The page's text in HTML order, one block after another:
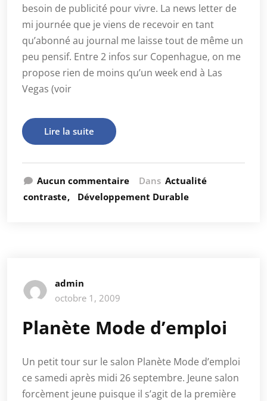
besoin de publicité pour vivre. La news letter de
mi journée que je viens de recevoir en tant
qu’abonné au journal me laisse tout de même un
peu pensif. Entre 2 infos sur Copenhague, on me
propose rien de moins qu’un week end à Las
Vegas (voir
Lire la suite
Aucun commentaire Dans Actualité
contraste
Développement Durable
admin
octobre 1, 2009
Planète Mode d’emploi
Un petit tour sur le salon Planète Mode d’emploi
ce samedi après midi 26 septembre. Jeune salon
forcèment jeune puisque il s’agit de la première